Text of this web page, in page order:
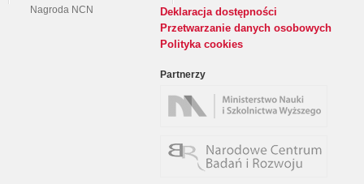
Nagroda NCN
Deklaracja dostępności
Przetwarzanie danych osobowych
Polityka cookies
Partnerzy